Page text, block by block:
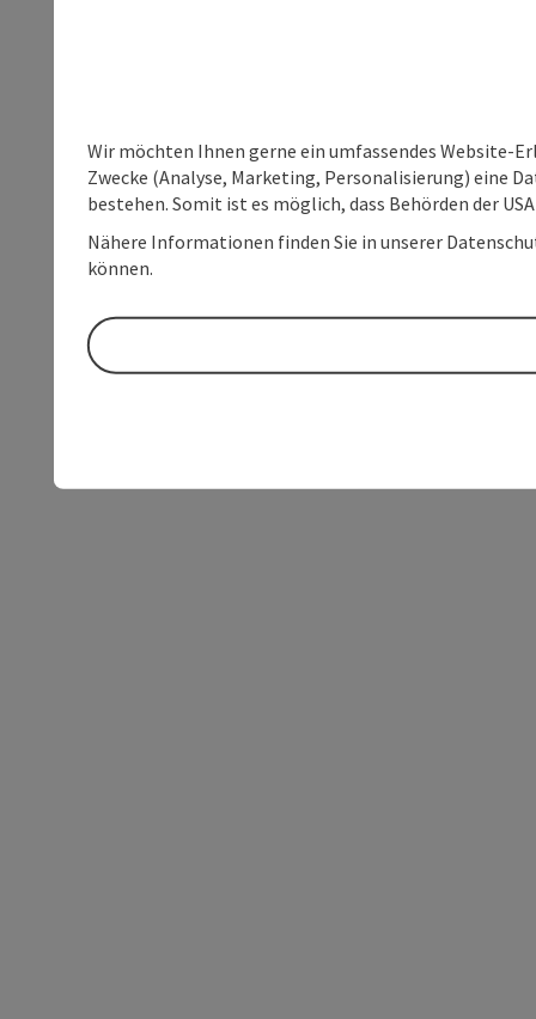
Wir möchten Ihnen gerne ein umfassendes Website-
Zwecke (Analyse, Marketing, Personalisierung) eine
bestehen. Somit ist es möglich, dass Behörden der
Nähere Informationen finden Sie in unserer
können.